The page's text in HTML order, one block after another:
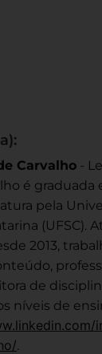
Carvalho -
é graduada
pela
(UFSC).
2013,
de
níveis de
.